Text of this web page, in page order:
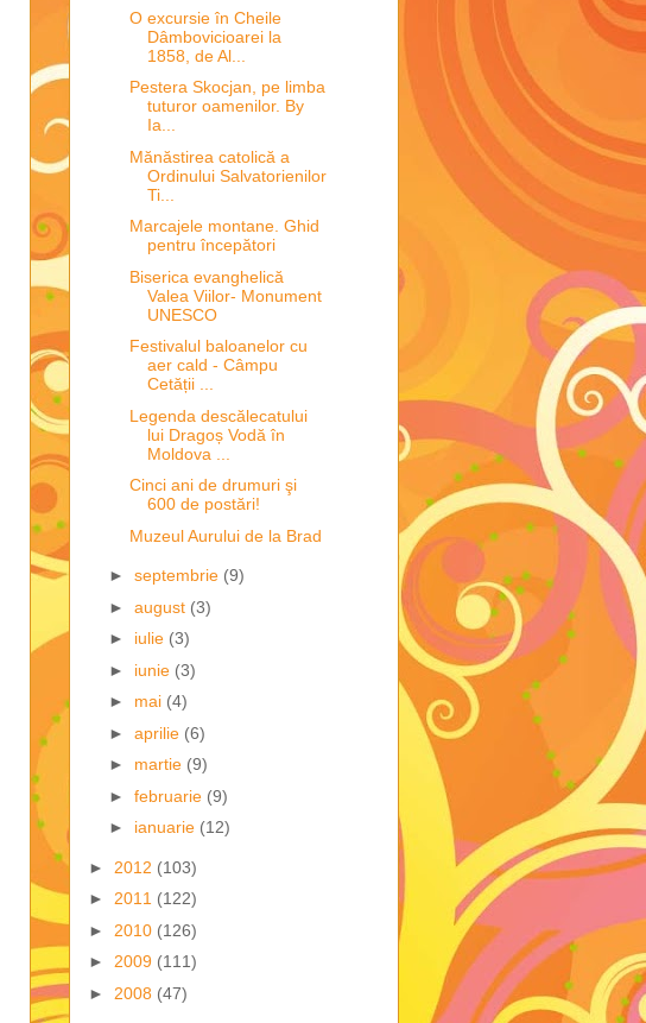
O excursie în Cheile
Dâmbovicioarei la
1858, de Al...
Pestera Skocjan, pe limba
tuturor oamenilor. By
Ia...
Mănăstirea catolică a
Ordinului Salvatorienilor
Ti...
Marcajele montane. Ghid
pentru începători
Biserica evanghelică
Valea Viilor- Monument
UNESCO
Festivalul baloanelor cu
aer cald - Câmpu
Cetății ...
Legenda descălecatului
lui Dragoș Vodă în
Moldova ...
Cinci ani de drumuri şi
600 de postări!
Muzeul Aurului de la Brad
► septembrie (9)
► august (3)
► iulie (3)
► iunie (3)
► mai (4)
► aprilie (6)
► martie (9)
► februarie (9)
► ianuarie (12)
► 2012 (103)
► 2011 (122)
► 2010 (126)
► 2009 (111)
► 2008 (47)